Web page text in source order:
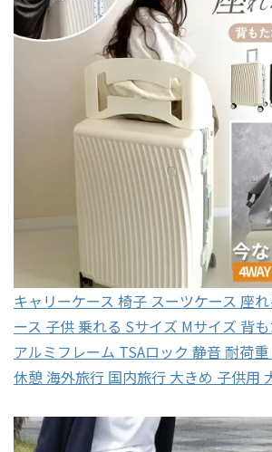
キャリーケース 椅子 スーツケース 座
ース 子供 乗れる Sサイズ Mサイズ 背
アルミフレーム TSAロック 静音 耐荷
休憩 海外旅行 国内旅行 大きめ 子供用